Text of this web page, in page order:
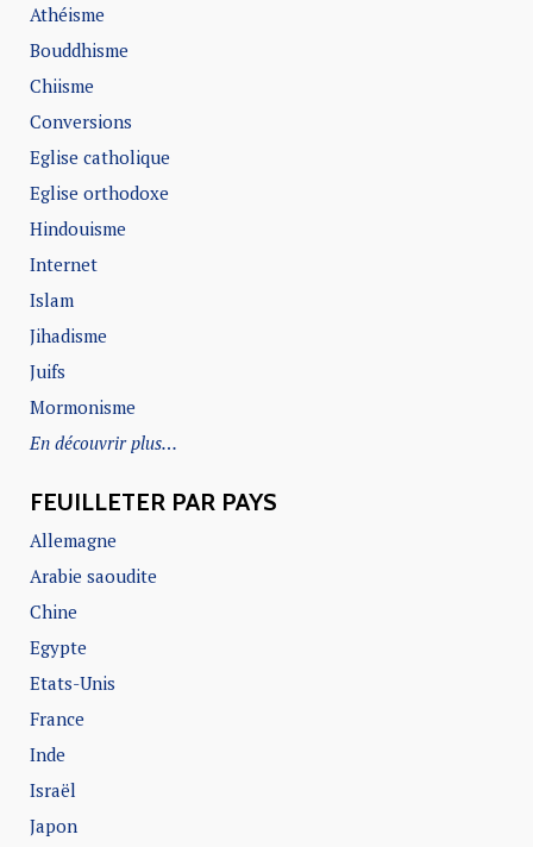
Athéisme
Bouddhisme
Chiisme
Conversions
Eglise catholique
Eglise orthodoxe
Hindouisme
Internet
Islam
Jihadisme
Juifs
Mormonisme
En découvrir plus…
FEUILLETER PAR PAYS
Allemagne
Arabie saoudite
Chine
Egypte
Etats-Unis
France
Inde
Israël
Japon